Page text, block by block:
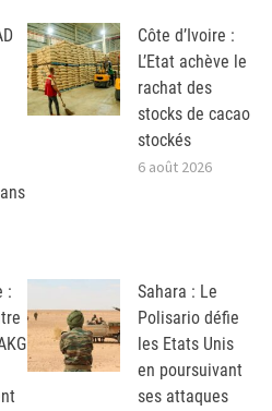
Côte d’Ivoire :
L’Etat achève le
rachat des
stocks de cacao
stockés
6 août 2026
:
Sahara : Le
Polisario défie
les Etats Unis
en poursuivant
ses attaques